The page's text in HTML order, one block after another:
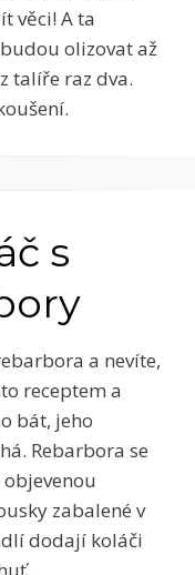
věci! A ta
olizovat až
talíře raz dva.
s
a nevíte,
receptem a
bát, jeho
Rebarbora se
zabalené v
dodají koláči